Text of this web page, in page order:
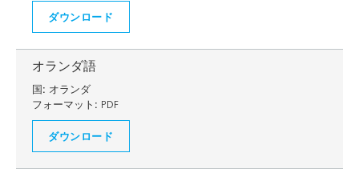
ダウンロード
オランダ語
国: オランダ
フォーマット: PDF
ダウンロード